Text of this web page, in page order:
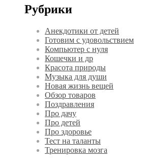
Рубрики
Анекдотики от детей
Готовим с удовольствием
Компьютер с нуля
Кошечки и др
Красота природы
Музыка для души
Новая жизнь вещей
Обзор товаров
Поздравления
Про дачу
Про детей
Про здоровье
Тест на таланты
Тренировка мозга